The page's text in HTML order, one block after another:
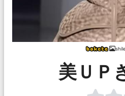
shile
美ＵＰ